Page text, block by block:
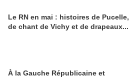
Le RN en mai : histoires de Pucelle,
de chant de Vichy et de drapeaux...
À la Gauche Républicaine et